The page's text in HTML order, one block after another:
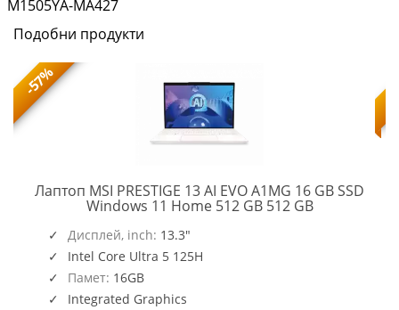
M1505YA-MA427
Подобни продукти
-57%
Лаптоп MSI PRESTIGE 13 AI EVO A1MG 16 GB SSD
Windows 11 Home 512 GB 512 GBPRESTIGE
Дисплей, inch: 13.3"
Intel Core Ultra 5 125H
Памет: 16GB
Integrated Graphics